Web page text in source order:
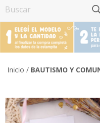
Inicio / BAUTISMO Y